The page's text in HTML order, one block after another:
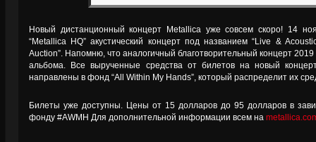
Новый дистанционный концерт Metallica уже совсем скоро! 14
“Metallica HQ” акустический концерт под названием “Live &
Auction”. Напомню, что аналогичный благотворительный концерт 2019
альбома. Все вырученные средства от билетов на новый
направлены в фонд “All Within My Hands”, который распределит их
Билеты уже доступны. Цены от 15 долларов до 95 долларов в
фонду #AWMH Для дополнительной информации всем на